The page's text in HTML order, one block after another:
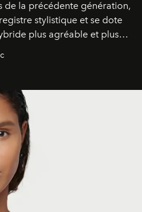
de la précédente génération,
stylistique et se dote
plus agréable et plus
le nouveau C5 Aircross a